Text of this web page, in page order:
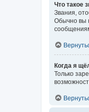
Что такое
Звания,
Обычно вы
Когда я
Только